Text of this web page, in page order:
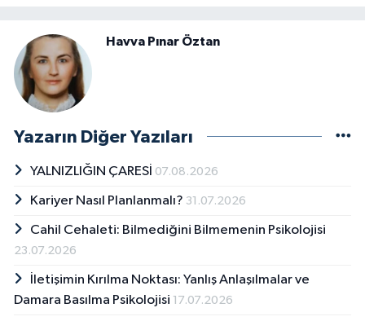
Havva Pınar Öztan
Yazarın Diğer Yazıları
YALNIZLIĞIN ÇARESİ 07.08.2026
Kariyer Nasıl Planlanmalı? 31.07.2026
Cahil Cehaleti: Bilmediğini Bilmemenin Psikolojisi
23.07.2026
İletişimin Kırılma Noktası: Yanlış Anlaşılmalar ve
Damara Basılma Psikolojisi 17.07.2026